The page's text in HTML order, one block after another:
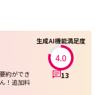
約ができ
！追加料
生成AI機能満足度
4.0
13